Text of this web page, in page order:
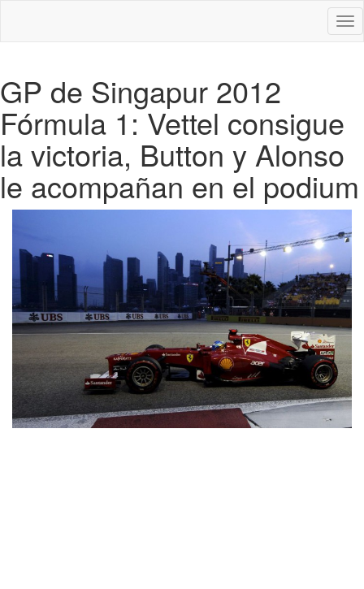
GP de Singapur 2012
Fórmula 1: Vettel consigue
la victoria, Button y Alonso
le acompañan en el podium